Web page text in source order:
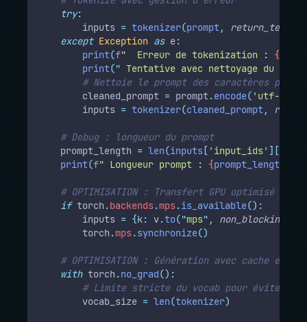
try:
        inputs
= tokenizer(prompt,
return_tensors
except Exception as e:
print(f"  Erreur de tokenization : {
print(" Tentative avec nettoyage du
# Nettoie le prompt des caractères
        cleaned_prompt
= prompt.encode( ' utf-8
        inputs
= tokenizer(cleaned_prompt,
# Debug : longueur du prompt
    prompt_length
= len(inputs [ ' input_ids' ][
print(f" Longueur prompt : {prompt_length
# OPTIMISATION : Transfert GPU optimisé
if torch .backends.mps.is_available():
        inputs
= {k: v.to("mps" , non_blocking
        torch
.mps.synchronize()
# OPTIMISATION : Génération avec cache et
with torch .no_grad():
# Limite stricte du vocab pour éviter
        vocab_size
= len(tokenizer)